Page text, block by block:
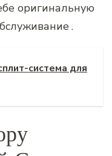
оригинальную
система для